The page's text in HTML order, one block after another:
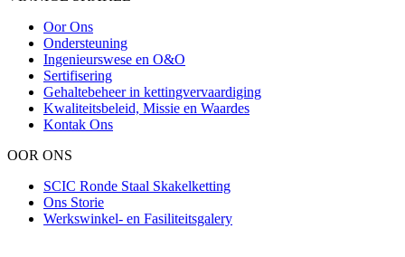
Oor Ons
Ondersteuning
Ingenieurswese en O&O
Sertifisering
Gehaltebeheer in kettingvervaardiging
Kwaliteitsbeleid, Missie en Waardes
Kontak Ons
OOR ONS
SCIC Ronde Staal Skakelketting
Ons Storie
Werkswinkel- en Fasiliteitsgalery